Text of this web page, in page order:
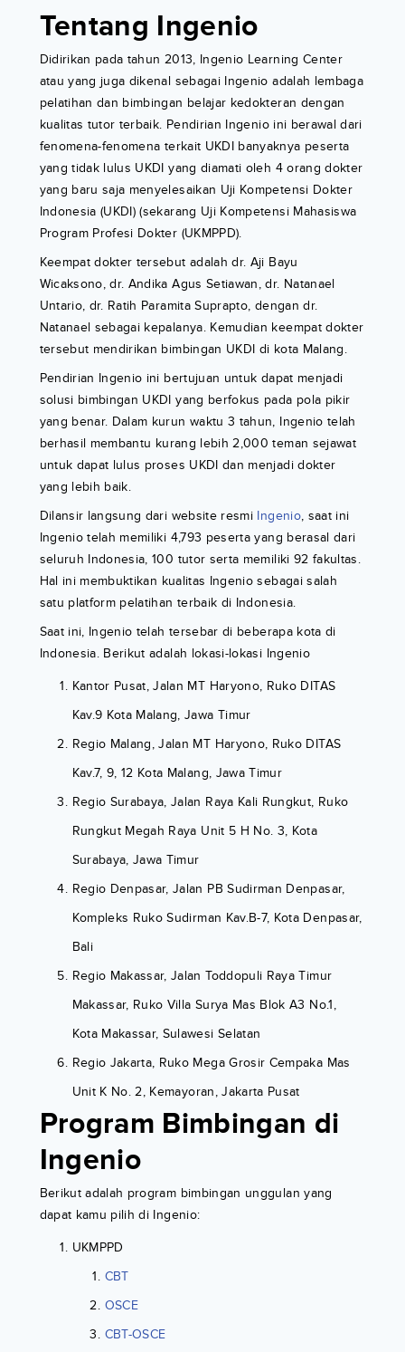
Tentang Ingenio
Didirikan pada tahun 2013, Ingenio Learning Center
atau yang juga dikenal sebagai Ingenio adalah lembaga
pelatihan dan bimbingan belajar kedokteran dengan
kualitas tutor terbaik. Pendirian Ingenio ini berawal dari
fenomena-fenomena terkait UKDI banyaknya peserta
yang tidak lulus UKDI yang diamati oleh 4 orang dokter
yang baru saja menyelesaikan Uji Kompetensi Dokter
Indonesia (UKDI) (sekarang Uji Kompetensi Mahasiswa
Program Profesi Dokter (UKMPPD).
Keempat dokter tersebut adalah dr. Aji Bayu
Wicaksono, dr. Andika Agus Setiawan, dr. Natanael
Untario, dr. Ratih Paramita Suprapto, dengan dr.
Natanael sebagai kepalanya. Kemudian keempat dokter
tersebut mendirikan bimbingan UKDI di kota Malang.
Pendirian Ingenio ini bertujuan untuk dapat menjadi
solusi bimbingan UKDI yang berfokus pada pola pikir
yang benar. Dalam kurun waktu 3 tahun, Ingenio telah
berhasil membantu kurang lebih 2,000 teman sejawat
untuk dapat lulus proses UKDI dan menjadi dokter
yang lebih baik.
Dilansir langsung dari website resmi Ingenio, saat ini
Ingenio telah memiliki 4,793 peserta yang berasal dari
seluruh Indonesia, 100 tutor serta memiliki 92 fakultas.
Hal ini membuktikan kualitas Ingenio sebagai salah
satu platform pelatihan terbaik di Indonesia.
Saat ini, Ingenio telah tersebar di beberapa kota di
Indonesia. Berikut adalah lokasi-lokasi Ingenio
Kantor Pusat, Jalan MT Haryono, Ruko DITAS
Kav.9 Kota Malang, Jawa Timur
Regio Malang, Jalan MT Haryono, Ruko DITAS
Kav.7, 9, 12 Kota Malang, Jawa Timur
Regio Surabaya, Jalan Raya Kali Rungkut, Ruko
Rungkut Megah Raya Unit 5 H No. 3, Kota
Surabaya, Jawa Timur
Regio Denpasar, Jalan PB Sudirman Denpasar,
Kompleks Ruko Sudirman Kav.B-7, Kota Denpasar,
Bali
Regio Makassar, Jalan Toddopuli Raya Timur
Makassar, Ruko Villa Surya Mas Blok A3 No.1,
Kota Makassar, Sulawesi Selatan
Regio Jakarta, Ruko Mega Grosir Cempaka Mas
Unit K No. 2, Kemayoran, Jakarta Pusat
Program Bimbingan di
Ingenio
Berikut adalah program bimbingan unggulan yang
dapat kamu pilih di Ingenio:
UKMPPD
CBT
OSCE
CBT-OSCE